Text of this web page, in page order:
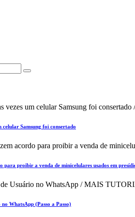
celular Samsung foi consertado
para proibir a venda de minicelulares usados em
WhatsApp (Passo a Passo)